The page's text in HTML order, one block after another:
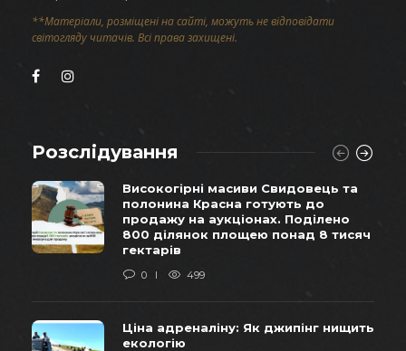
**Матеріали, розміщені на сайті, можуть не відповідати
світогляду читачів. Всі права захищені.
Розслідування
Високогірні масиви Свидовець та
полонина Красна готують до
продажу на аукціонах. Поділено
800 ділянок площею понад 8 тисяч
гектарів
0 499
Ціна адреналіну: Як джипінг нищить
екологію